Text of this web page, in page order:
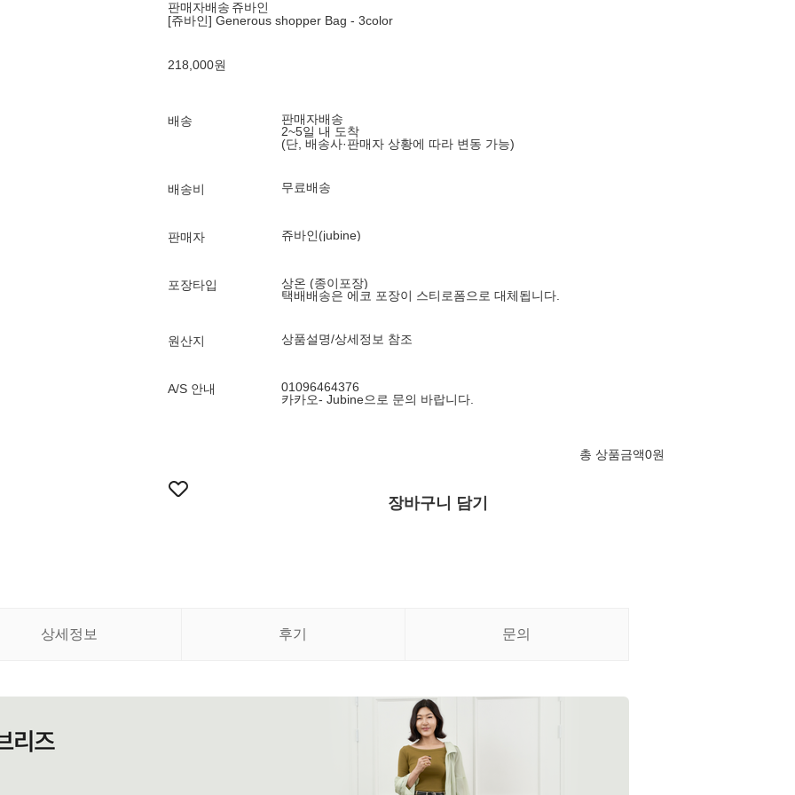
판매자배송 쥬바인
[쥬바인] Generous shopper Bag - 3color
218,000원
배송
판매자배송
2~5일 내 도착
(단, 배송사·판매자 상황에 따라 변동 가능)
배송비 무료배송
판매자 쥬바인(jubine)
포장타입
상온 (종이포장)
택배배송은 에코 포장이 스티로폼으로 대체됩니다.
원산지 상품설명/상세정보 참조
A/S 안내
01096464376
카카오- Jubine으로 문의 바랍니다.
총 상품금액0원
장바구니 담기
상세정보 후기 문의